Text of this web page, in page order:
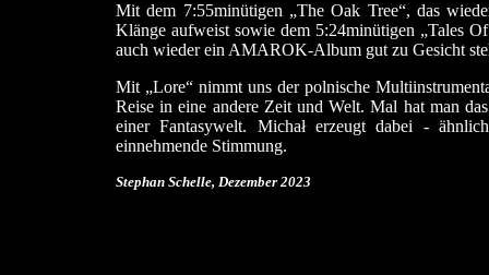
Mit dem 7:55minütigen „The Oak Tree“, das
Klänge aufweist sowie dem 5:24minütigen „Tales
auch wieder ein AMAROK-Album gut zu Gesicht
Mit „Lore“ nimmt uns der polnische
Reise in eine andere Zeit und Welt. Mal hat man
einer Fantasywelt. Michał erzeugt dabei -
einnehmende Stimmung.
Stephan Schelle, Dezember 2023